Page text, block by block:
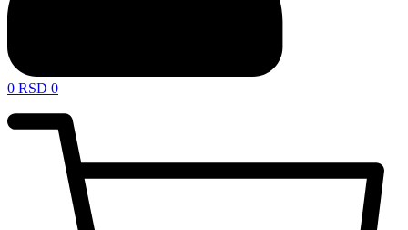
0 RSD 0